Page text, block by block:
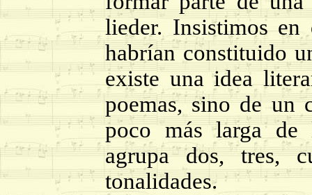
lieder. Insistimos en
habrían constituido
existe una idea
poemas, sino de
poco más larga de
agrupa dos, tres,
tonalidades.